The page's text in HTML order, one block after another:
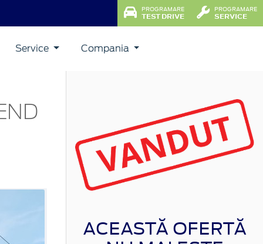
PROGRAMARE
TEST DRIVE
PROGRAMARE
SERVICE
Service Compania
ACEASTĂ OFERTĂ